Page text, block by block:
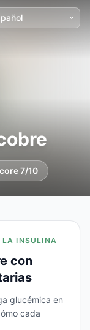
7/10
LA INSULINA
con
glucémica en
cada